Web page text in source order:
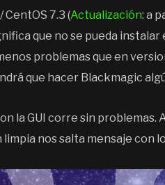
7.3 (Actualización: a
que no se pueda
problemas que en
que hacer Blackmagic
la GUI corre sin problemas.
nos salta mensaje con